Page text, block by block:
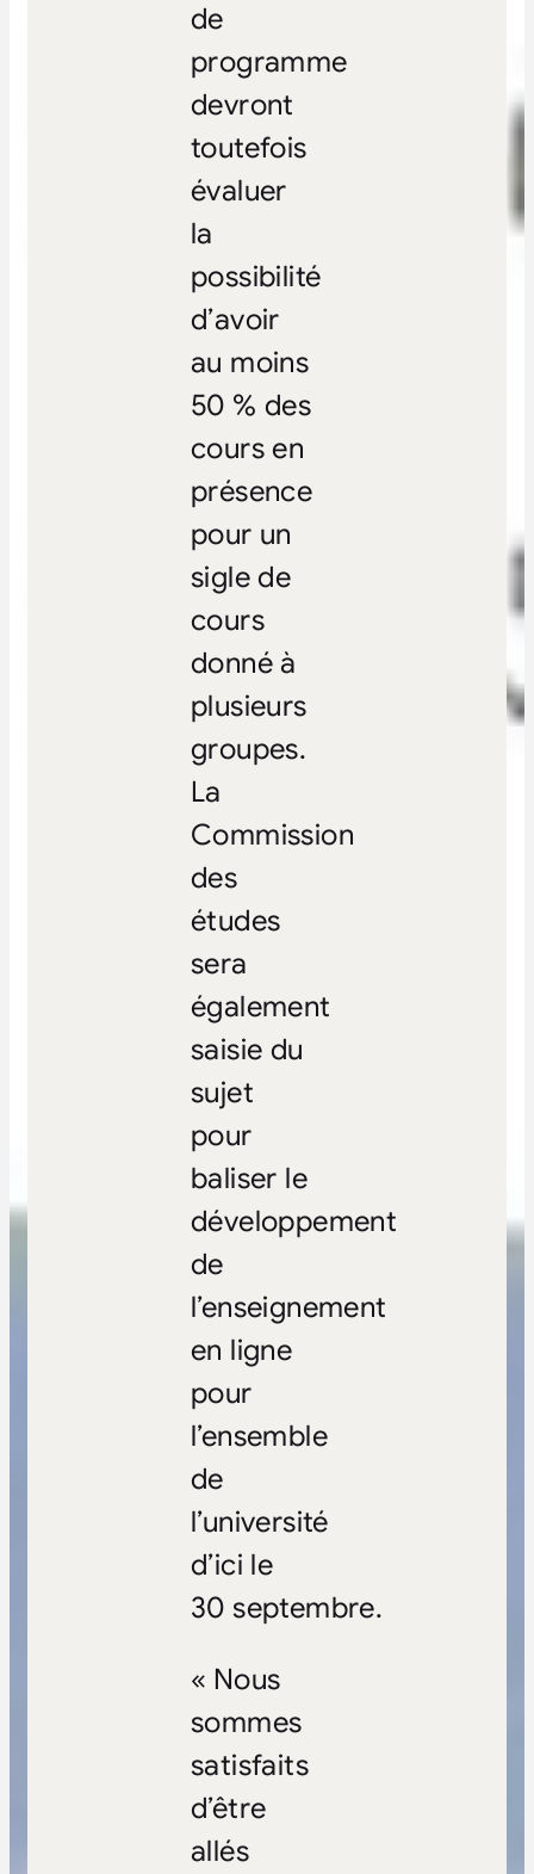
de
programme
devront
toutefois
évaluer
la
possibilité
d’avoir
au moins
50 % des
cours en
présence
pour un
sigle de
cours
donné à
plusieurs
groupes.
La
Commission
des
études
sera
également
saisie du
sujet
pour
baliser le
développement
de
l’enseignement
en ligne
pour
l’ensemble
de
l’université
d’ici le
30 septembre.
« Nous
sommes
satisfaits
d’être
allés